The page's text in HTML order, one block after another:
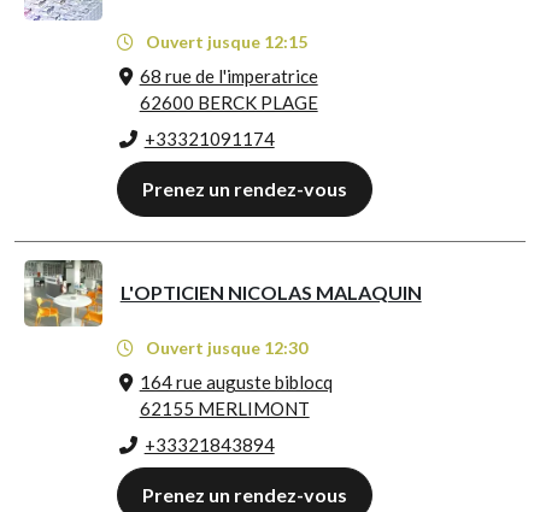
Ouvert jusque 12:15
68 rue de l'imperatrice
62600 BERCK PLAGE
+33321091174
Prenez un rendez-vous
L'OPTICIEN NICOLAS MALAQUIN
Ouvert jusque 12:30
164 rue auguste biblocq
62155 MERLIMONT
+33321843894
Prenez un rendez-vous